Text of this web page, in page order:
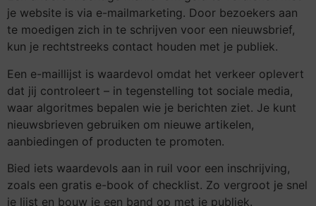
je website is via e-mailmarketing. Door bezoekers aan
te moedigen zich in te schrijven voor een nieuwsbrief,
kun je rechtstreeks contact houden met je publiek.
Een e-maillijst is waardevol omdat het verkeer oplevert
dat jij controleert – in tegenstelling tot sociale media,
waar algoritmes bepalen wie je berichten ziet. Je kunt
nieuwsbrieven gebruiken om nieuwe artikelen,
aanbiedingen of producten te promoten.
Bied iets waardevols aan in ruil voor een inschrijving,
zoals een gratis e-book of checklist. Zo vergroot je snel
je lijst en bouw je een band op met je publiek.